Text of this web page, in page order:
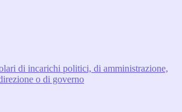
di incarichi politici, di amministrazione,
o di governo